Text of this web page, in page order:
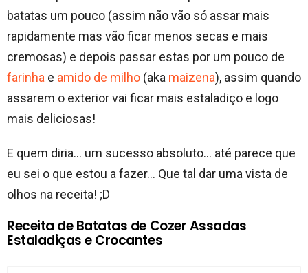
batatas um pouco (assim não vão só assar mais
rapidamente mas vão ficar menos secas e mais
cremosas) e depois passar estas por um pouco de
farinha e amido de milho (aka maizena), assim quando
assarem o exterior vai ficar mais estaladiço e logo
mais deliciosas!
E quem diria… um sucesso absoluto… até parece que
eu sei o que estou a fazer… Que tal dar uma vista de
olhos na receita! ;D
Receita de Batatas de Cozer Assadas
Estaladiças e Crocantes